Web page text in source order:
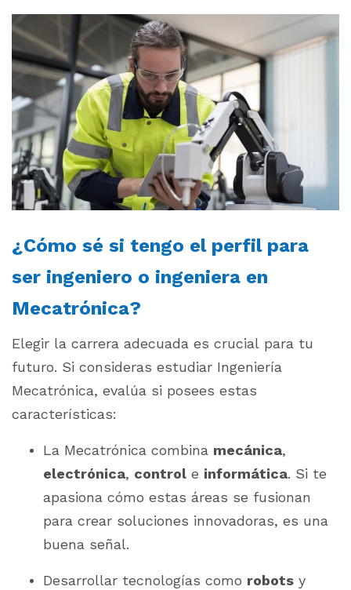
¿Cómo sé si tengo el perfil para
ser ingeniero o ingeniera en
Mecatrónica?
Elegir la carrera adecuada es crucial para tu
futuro. Si consideras estudiar Ingeniería
Mecatrónica, evalúa si posees estas
características:
La Mecatrónica combina mecánica,
electrónica, control e informática. Si te
apasiona cómo estas áreas se fusionan
para crear soluciones innovadoras, es una
buena señal.
Desarrollar tecnologías como robots y